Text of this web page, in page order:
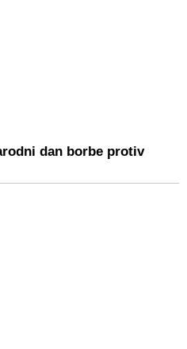
dan borbe protiv